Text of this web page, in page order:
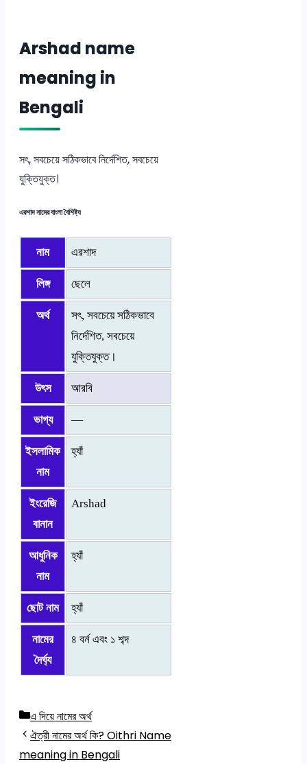
Arshad name
meaning in
Bengali
সৎ, সবচেয়ে সঠিকভাবে নির্দেশিত, সবচেয়ে
যুক্তিযুক্ত।
এরশাদ নামের বাংলা বৈশিষ্ট্য
নাম এরশাদ
লিঙ্গ ছেলে
অর্থ
সৎ, সবচেয়ে সঠিকভাবে
নির্দেশিত, সবচেয়ে
যুক্তিযুক্ত।
উৎস আরবি
ভাগ্য —
ইসলামিক
নাম
হ্যাঁ
ইংরেজি
বানান
Arshad
আধুনিক
নাম
হ্যাঁ
ছোট নাম হ্যাঁ
নামের
দৈর্ঘ্য
৪ বর্ন এবং ১ শব্দ
Categories
এ দিয়ে নামের অর্থ
ঐত্রী নামের অর্থ কি? Oithri Name
meaning in Bengali